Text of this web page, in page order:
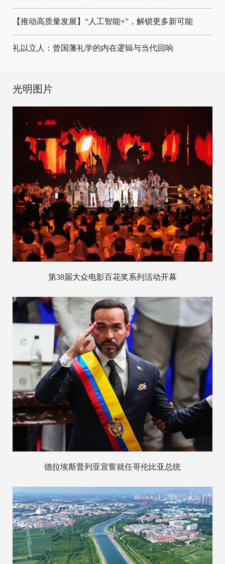
【推动高质量发展】“人工智能+”，解锁更多新可能
礼以立人：曾国藩礼学的内在逻辑与当代回响
光明图片
第38届大众电影百花奖系列活动开幕
德拉埃斯普列亚宣誓就任哥伦比亚总统